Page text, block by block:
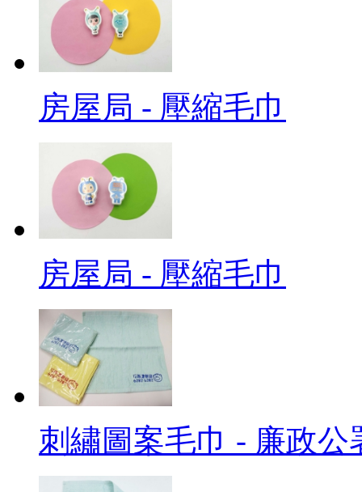
房屋局 - 壓縮毛巾
房屋局 - 壓縮毛巾
刺繡圖案毛巾 - 廉政公